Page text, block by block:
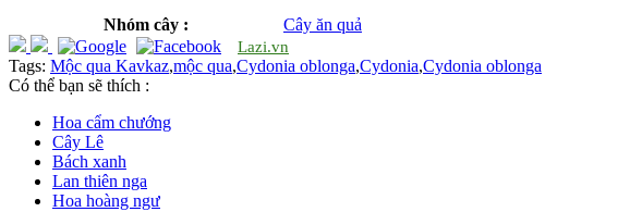
Nhóm cây : Cây ăn quả
Lazi.vn
Tags: Mộc qua Kavkaz,mộc qua,Cydonia oblonga,Cydonia,Cydonia oblonga
Có thể bạn sẽ thích :
Hoa cẩm chướng
Cây Lê
Bách xanh
Lan thiên nga
Hoa hoàng ngư